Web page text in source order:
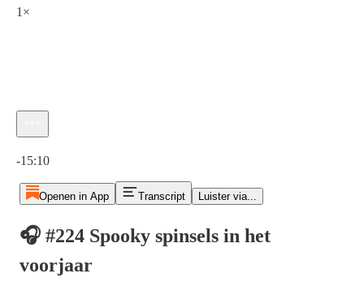
1×
-15:10
Openen in App Transcript Luister via...
🎧 #224 Spooky spinsels in het
voorjaar